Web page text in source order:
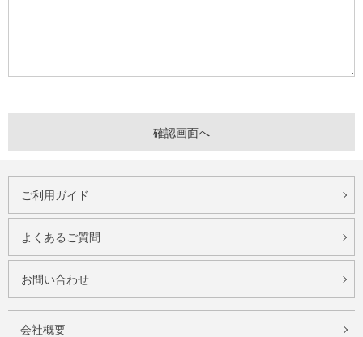
ご利用ガイド
よくあるご質問
お問い合わせ
会社概要